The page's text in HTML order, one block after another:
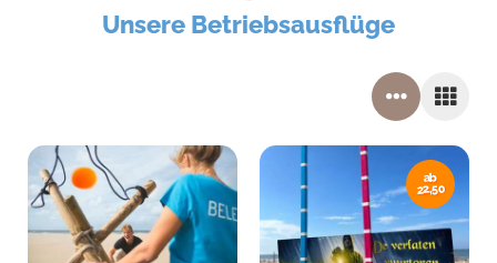
Unsere Betriebsausflüge
ab
22,50